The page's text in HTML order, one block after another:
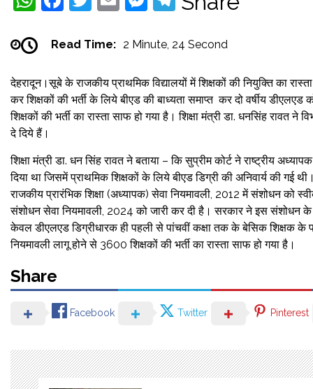
Read Time: 2 Minute, 24 Second
देहरादून।सूबे के राजकीय प्राथमिक विद्यालयों में शिक्षकों की नियुक्ति का
कर शिक्षकों की भर्ती के लिये बीएड की बाध्यता समाप्त कर दो वर्षीय
शिक्षकों की भर्ती का रास्ता साफ हो गया है। शिक्षा मंत्री डा. धनसिंह रावत
दे दिये हैं।
शिक्षा मंत्री डा. धन सिंह रावत ने बताया – कि सुप्रीम कोर्ट ने राष्ट्रीय
दिया था जिसमें प्राथमिक शिक्षकों के लिये बीएड डिग्री की अनिवार्य की गई
राजकीय प्रारंभिक शिक्षा (अध्यापक) सेवा नियमावली, 2012 में संशोधन को
संशोधन सेवा नियमावली, 2024 को जारी कर दी है। सरकार ने इस संशोधन के
केवल डीएलएड डिग्रीधारक ही पहली से पांचवीं कक्षा तक के बेसिक शिक्षक के
नियमावली लागू होने से 3600 शिक्षकों की भर्ती का रास्ता साफ हो गया है।
Share
Facebook Twitter Pinterest